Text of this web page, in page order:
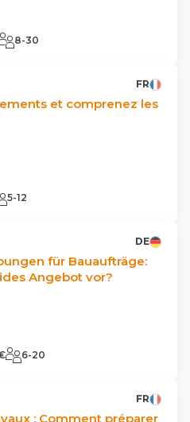
8-30
FR
et comprenez les
5-12
DE
für Bauaufträge:
Angebot vor?
6-20
FR
: Comment préparer